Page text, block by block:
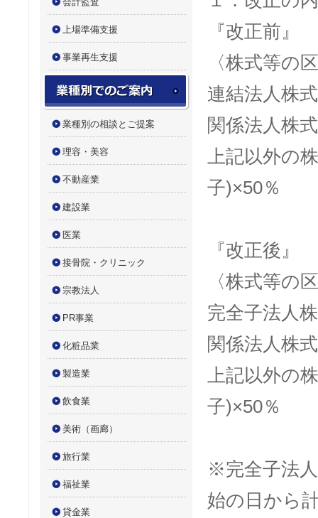
上場準備支援
事業再生支援
業種別の相談とご提案
理容・美容
不動産業
建設業
医業
接骨院・クリニック
宗教法人
PR事業
化粧品業
製造業
飲食業
美術（画廊）
旅行業
福祉業
貸金業
『改正前』
〈株式等
連結法人株
関係法人株
上記以外の
子)×50％
『改正後』
〈株式等
完全子法人
関係法人株
上記以外の
子)×50％
※完全子法
始の日から